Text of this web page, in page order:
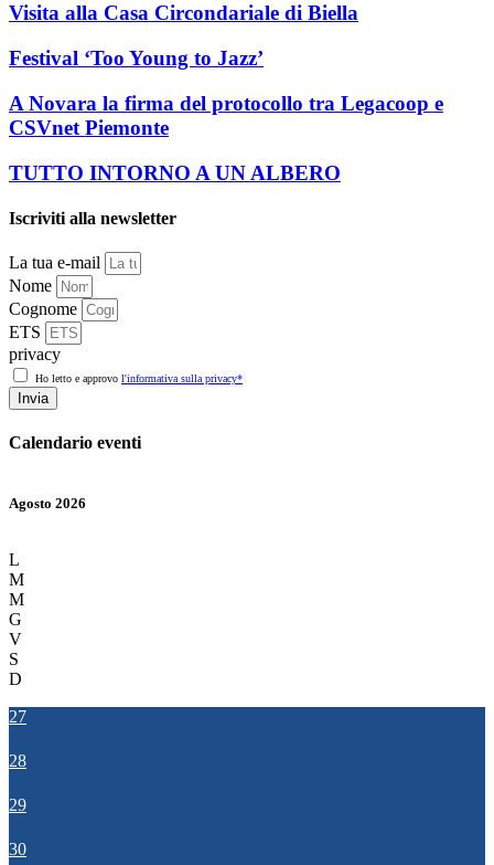
Visita alla Casa Circondariale di Biella
Festival ‘Too Young to Jazz’
A Novara la firma del protocollo tra Legacoop e
CSVnet Piemonte
TUTTO INTORNO A UN ALBERO
Iscriviti alla newsletter
La tua e-mail
Nome
Cognome
ETS
privacy
Ho letto e approvo l'informativa sulla privacy*
Invia
Calendario eventi
Agosto 2026
L
M
M
G
V
S
D
27
28
29
30